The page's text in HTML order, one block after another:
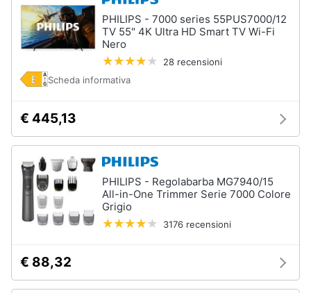
Motori
Libri,
dvd
Festività
e
ricorrenze
Promozioni
Servizi
Assistenza
clienti
PHILIPS - 7000 series 55PUS7000/12
TV 55" 4K Ultra HD Smart TV Wi-Fi
Nero
28 recensioni
Scheda informativa
€ 445,13
PHILIPS - Regolabarba MG7940/15
All-in-One Trimmer Serie 7000 Colore
Grigio
3176 recensioni
€ 88,32